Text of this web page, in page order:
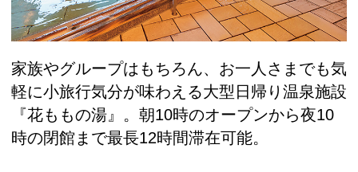
家族やグループはもちろん、お一人さまでも気
軽に小旅行気分が味わえる大型日帰り温泉施設
『花ももの湯』。朝10時のオープンから夜10
時の閉館まで最長12時間滞在可能。